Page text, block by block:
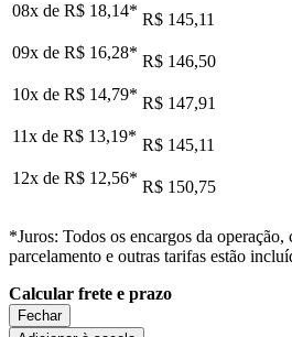
08x de R$ 18,14* R$ 145,11
09x de R$ 16,28* R$ 146,50
10x de R$ 14,79* R$ 147,91
11x de R$ 13,19* R$ 145,11
12x de R$ 12,56* R$ 150,75
*Juros: Todos os encargos da
parcelamento e outras tarifas estão
Calcular frete e prazo
Fechar